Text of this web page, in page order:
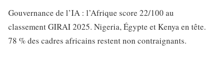
Gouvernance de l’IA : l’Afrique score 22/100 au
classement GIRAI 2025. Nigeria, Égypte et Kenya en tête.
78 % des cadres africains restent non contraignants.